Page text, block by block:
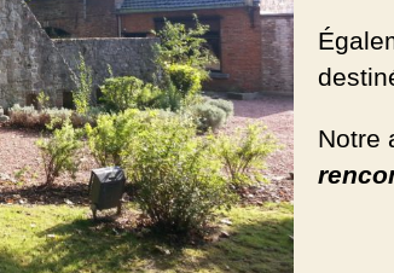
Notre